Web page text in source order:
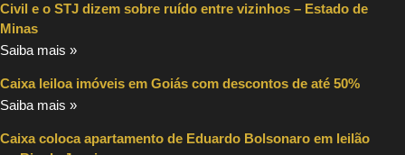
Civil e o STJ dizem sobre ruído entre vizinhos – Estado de
Minas
Saiba mais »
Caixa leiloa imóveis em Goiás com descontos de até 50%
Saiba mais »
Caixa coloca apartamento de Eduardo Bolsonaro em leilão